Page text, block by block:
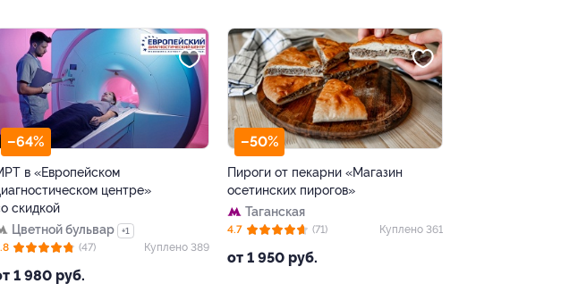
–64%
в «Европейском
центре»
скидкой
Цветной бульвар
+1
1 980 руб.
(47) Куплено 389
–50%
Пироги от пекарни «Магазин
осетинских пирогов»
Таганская
от 1 950 руб.
4.7 (71) Куплено 361